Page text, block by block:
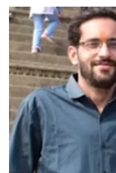
यात्री सरोकार
कर्मचारी सरोकार
कारोबार सरोकार
साहित्य सरोकार
सेहत सरोकार
सामाजिक सरोकार